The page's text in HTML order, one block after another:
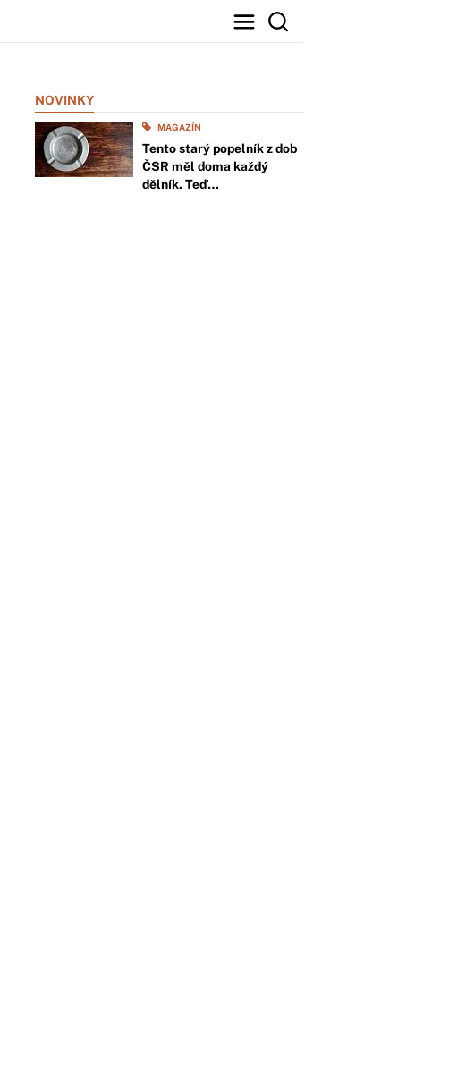
NOVINKY
MAGAZÍN
Tento starý popelník z dob
ČSR měl doma každý
dělník. Teď…